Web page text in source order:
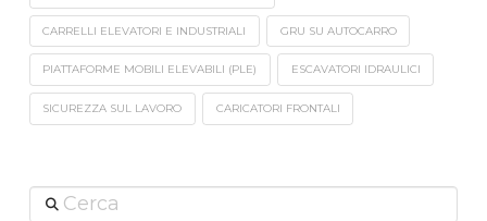
CARRELLI ELEVATORI E INDUSTRIALI GRU SU AUTOCARRO
PIATTAFORME MOBILI ELEVABILI (PLE) ESCAVATORI IDRAULICI
SICUREZZA SUL LAVORO CARICATORI FRONTALI
Cerca